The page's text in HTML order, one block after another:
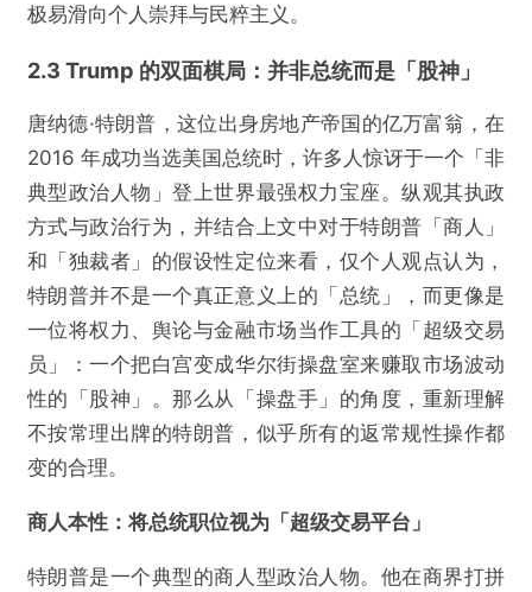
极易滑向个人崇拜与民粹主义。
2.3 Trump 的双面棋局：并非总统而是「股神」
唐纳德·特朗普，这位出身房地产帝国的亿万富翁，在
2016 年成功当选美国总统时，许多人惊讶于一个「非
典型政治人物」登上世界最强权力宝座。纵观其执政
方式与政治行为，并结合上文中对于特朗普「商人」
和「独裁者」的假设性定位来看，仅个人观点认为，
特朗普并不是一个真正意义上的「总统」，而更像是
一位将权力、舆论与金融市场当作工具的「超级交易
员」：一个把白宫变成华尔街操盘室来赚取市场波动
性的「股神」。那么从「操盘手」的角度，重新理解
不按常理出牌的特朗普，似乎所有的返常规性操作都
变的合理。
商人本性：将总统职位视为「超级交易平台」
特朗普是一个典型的商人型政治人物。他在商界打拼